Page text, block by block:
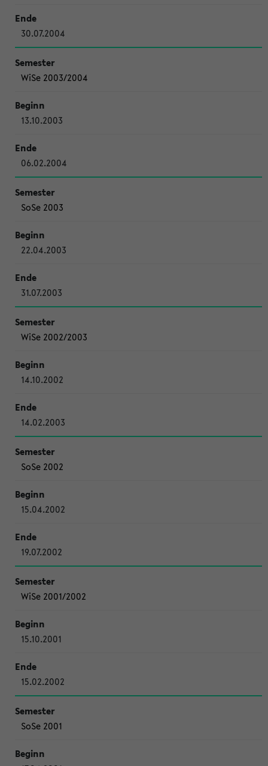
30.07.2004
WiSe 2003/2004
13.10.2003
06.02.2004
SoSe 2003
22.04.2003
31.07.2003
WiSe 2002/2003
14.10.2002
14.02.2003
SoSe 2002
15.04.2002
19.07.2002
WiSe 2001/2002
15.10.2001
15.02.2002
SoSe 2001